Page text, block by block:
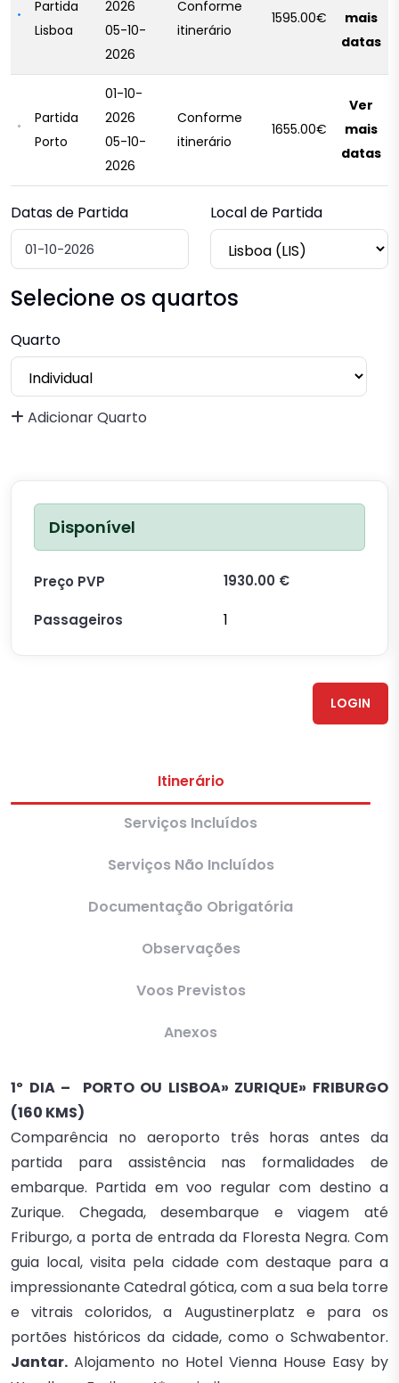
Partida
Lisboa
2026
05-10-
2026
Conforme
itinerário
1595.00€
mais
datas
Partida
Porto
01-10-
2026
05-10-
2026
Conforme
itinerário
1655.00€
Ver
mais
datas
Datas de Partida Local de Partida
Selecione os quartos
Quarto
Adicionar Quarto
Disponível
Preço PVP 1930.00 €
Passageiros 1
LOGIN
Itinerário
Serviços Incluídos
Serviços Não Incluídos
Documentação Obrigatória
Observações
Voos Previstos
Anexos
1º DIA – PORTO OU LISBOA» ZURIQUE» FRIBURGO
(160 KMS)
Comparência no aeroporto três horas antes da
partida para assistência nas formalidades de
embarque. Partida em voo regular com destino a
Zurique. Chegada, desembarque e viagem até
Friburgo, a porta de entrada da Floresta Negra. Com
guia local, visita pela cidade com destaque para a
impressionante Catedral gótica, com a sua bela torre
e vitrais coloridos, a Augustinerplatz e para os
portões históricos da cidade, como o Schwabentor.
Jantar. Alojamento no Hotel Vienna House Easy by